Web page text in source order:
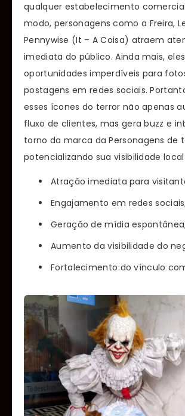
qualquer estabelecimento
modo, personagens como a Freira,
Pennywise (It – A Coisa) atraem
imediata do público. Ainda mais,
oportunidades imperdíveis para
postagens em redes sociais.
esses ícones do terror não apenas
fluxo de clientes, mas gera buzz e
torno da marca da Personagens de
potencializando sua visibilidade
Atração imediata para
Engajamento em redes sociais;
Geração de mídia espontânea;
Aumento da visibilidade do
Fortalecimento do vínculo